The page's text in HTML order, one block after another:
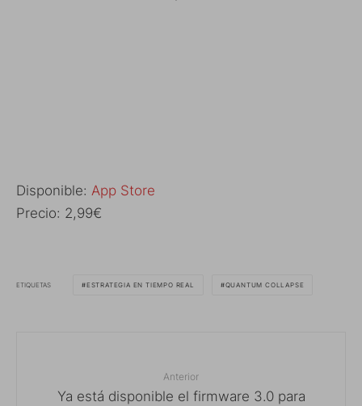
Disponible: App Store
Precio: 2,99€
ETIQUETAS ESTRATEGIA EN TIEMPO REAL QUANTUM COLLAPSE
Anterior
Ya está disponible el firmware 3.0 para